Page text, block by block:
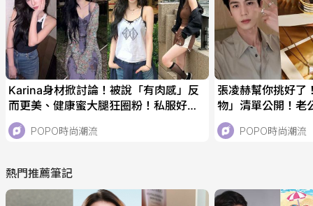
Karina身材掀討論！被說「有肉感」反
而更美、健康蜜大腿狂圈粉！私服好身
材穿搭學起來！
POPO時尚潮流
張凌赫幫你挑好了
物」清單公開！老
核桃們必收！
POPO時尚潮流
熱門推薦筆記